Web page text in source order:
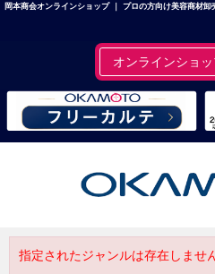
岡本商会オンラインショップ ｜ プロの方向け美容商材卸
オンラインショ
指定されたジャンルは存在しませ